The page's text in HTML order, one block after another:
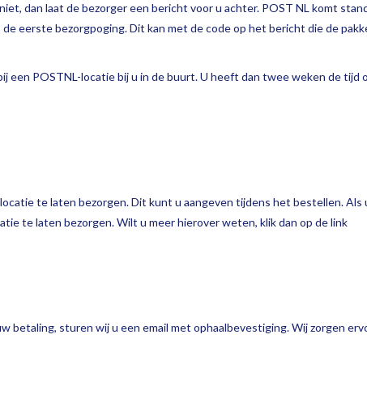
dan laat de bezorger een bericht voor u achter. POST NL komt
eerste bezorgpoging. Dit kan met de code op het bericht die de
POSTNL-locatie bij u in de buurt. U heeft dan twee weken de tijd
te laten bezorgen. Dit kunt u aangeven tijdens het bestellen. Als
te laten bezorgen. Wilt u meer hierover weten, klik dan op de link
betaling, sturen wij u een email met ophaalbevestiging. Wij zorgen